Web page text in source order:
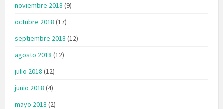
noviembre 2018 (9)
octubre 2018 (17)
septiembre 2018 (12)
agosto 2018 (12)
julio 2018 (12)
junio 2018 (4)
mayo 2018 (2)